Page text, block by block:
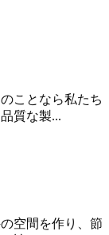
ことなら私たち
質な製...
空間を作り、節